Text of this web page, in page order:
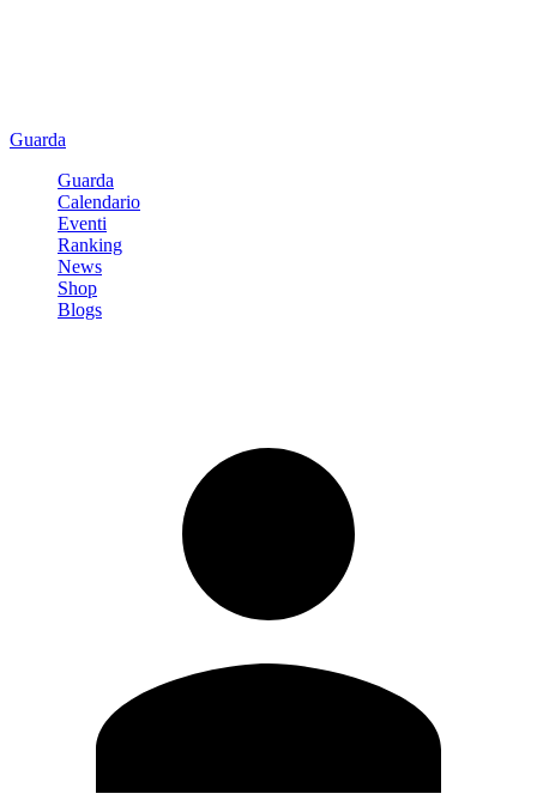
Guarda
Guarda
Calendario
Eventi
Ranking
News
Shop
Blogs